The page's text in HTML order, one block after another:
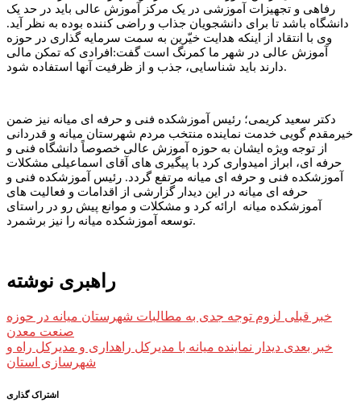
رفاهی و تجهیزات آموزشی در یک مرکز آموزش عالی باید در حد یک
دانشگاه باشد تا برای دانشجویان جذاب و راضی کننده بوده به نظر آید.
وی با انتقاد از اینکه هدایت خیّرین به سمت سرمایه گذاری در حوزه
آموزش عالی در شهر ما کمرنگ است گفت:افرادی که تمکن مالی
دارند باید شناسایی، جذب و از ظرفیت آنها استفاده شود.
دکتر سعید کریمی؛ رئیس آموزشکده فنی و حرفه ای میانه نیز ضمن
خیرمقدم گویی خدمت نماینده منتخب مردم شهرستان میانه و قدردانی
از توجه ویژه ایشان به حوزه آموزش عالی خصوصاً دانشگاه فنی و
حرفه ای، ابراز امیدواری کرد با پیگیری های آقای اسماعیلی مشکلات
آموزشکده فنی و حرفه ای میانه مرتفع گردد. رئیس آموزشکده فنی و
حرفه ای میانه در این دیدار گزارشی از اقدامات و فعالیت های
آموزشکده میانه ارائه کرد و مشکلات و موانع پیش رو در راستای
توسعه آموزشکده میانه را نیز برشمرد.
راهبری نوشته
خبر قبلی لزوم توجه جدی به مطالبات شهرستان میانه در حوزه
صنعت معدن
خبر بعدی دیدار نماینده میانه با مدیرکل راهداری و مدیرکل راه و
شهرسازی استان
اشتراک گذاری